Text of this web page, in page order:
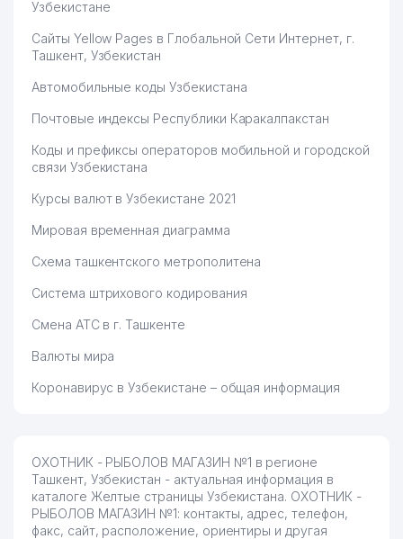
70
ЦЕНТР РАДИОСВЯЗИ,
РАДИОВЕЩАНИЯ И
ТЕЛЕВИДЕНИЯ ГУП
601 м
72
РАДИОПЕРЕДАЮЩИЙ ЦЕНТР
ООО
662 м
TOSHKENT RADIO-
74
АДМИНИСТРАТИВНЫЙ СУД
ЮНУСАБАДСКОГО РАЙОНА
СРЕДНЯЯ ШКОЛА №272
76 HAVAS FOOD ООО
77 ЦЕНТР КУЛЬТУРЫ №20 ГП 713 м
ДЕЛАМ
79
UPITER GRUPP TASHKENT
ООО
723 м
Узбекистане
Сайты Yellow Pages в Глобальной Сети Интернет, г.
Ташкент, Узбекистан
Автомобильные коды Узбекистана
Почтовые индексы Республики Каракалпакстан
Коды и префиксы операторов мобильной и городской
связи Узбекистана
Курсы валют в Узбекистане 2021
Мировая временная диаграмма
Схема ташкентского метрополитена
Система штрихового кодирования
Смена АТС в г. Ташкенте
Валюты мира
Коронавирус в Узбекистане – общая информация
ОХОТНИК - РЫБОЛОВ МАГАЗИН №1 в регионе
Ташкент, Узбекистан - актуальная информация в
каталоге Желтые страницы Узбекистана. ОХОТНИК -
РЫБОЛОВ МАГАЗИН №1: контакты, адрес, телефон,
факс, сайт, расположение, ориентиры и другая